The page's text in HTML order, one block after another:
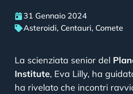
31 Gennaio 2024
Asteroidi, Centauri, Comete
La scienziata senior del
Institute, Eva Lilly, ha
ha rivelato che incontri